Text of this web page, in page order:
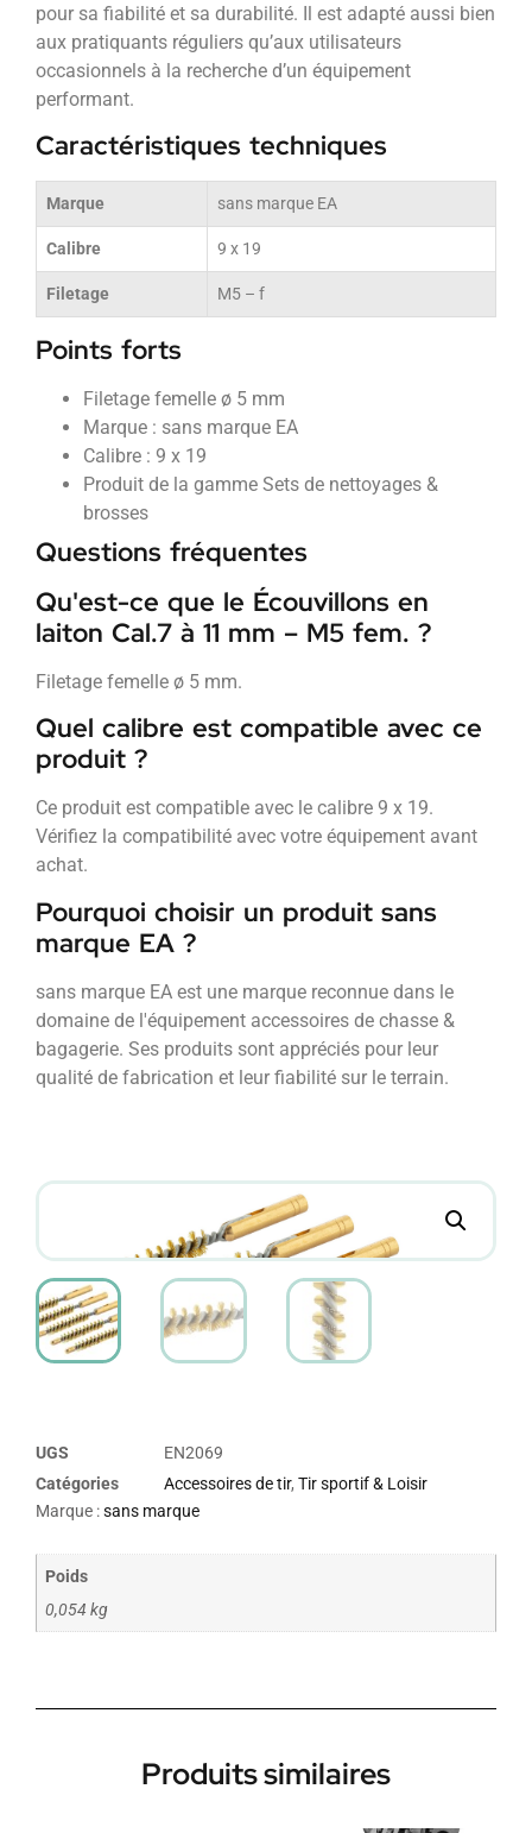
pour sa fiabilité et sa durabilité. Il est adapté aussi bien
aux pratiquants réguliers qu’aux utilisateurs
occasionnels à la recherche d’un équipement
performant.
Caractéristiques techniques
Marque sans marque EA
Calibre 9 x 19
Filetage M5 – f
Points forts
Filetage femelle ø 5 mm
Marque : sans marque EA
Calibre : 9 x 19
Produit de la gamme Sets de nettoyages &
brosses
Questions fréquentes
Qu'est-ce que le Écouvillons en
laiton Cal.7 à 11 mm – M5 fem. ?
Filetage femelle ø 5 mm.
Quel calibre est compatible avec ce
produit ?
Ce produit est compatible avec le calibre 9 x 19.
Vérifiez la compatibilité avec votre équipement avant
achat.
Pourquoi choisir un produit sans
marque EA ?
sans marque EA est une marque reconnue dans le
domaine de l'équipement accessoires de chasse &
bagagerie. Ses produits sont appréciés pour leur
qualité de fabrication et leur fiabilité sur le terrain.
UGS
EN2069
Catégories
Accessoires de tir, Tir sportif & Loisir
Marque :sans marque
Poids
0,054 kg
Produits similaires